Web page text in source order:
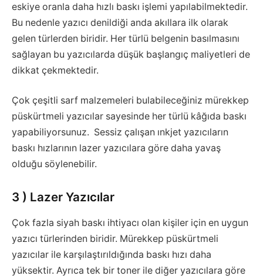
eskiye oranla daha hızlı baskı işlemi yapılabilmektedir.
Bu nedenle yazıcı denildiği anda akıllara ilk olarak
gelen türlerden biridir. Her türlü belgenin basılmasını
sağlayan bu yazıcılarda düşük başlangıç maliyetleri de
dikkat çekmektedir.
Çok çeşitli sarf malzemeleri bulabileceğiniz mürekkep
püskürtmeli yazıcılar sayesinde her türlü kâğıda baskı
yapabiliyorsunuz. Sessiz çalışan ınkjet yazıcıların
baskı hızlarının lazer yazıcılara göre daha yavaş
olduğu söylenebilir.
3 ) Lazer Yazıcılar
Çok fazla siyah baskı ihtiyacı olan kişiler için en uygun
yazıcı türlerinden biridir. Mürekkep püskürtmeli
yazıcılar ile karşılaştırıldığında baskı hızı daha
yüksektir. Ayrıca tek bir toner ile diğer yazıcılara göre